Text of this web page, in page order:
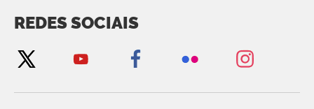
REDES SOCIAIS